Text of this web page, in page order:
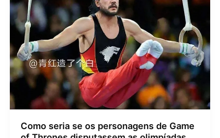
Como seria se os personagens de Game